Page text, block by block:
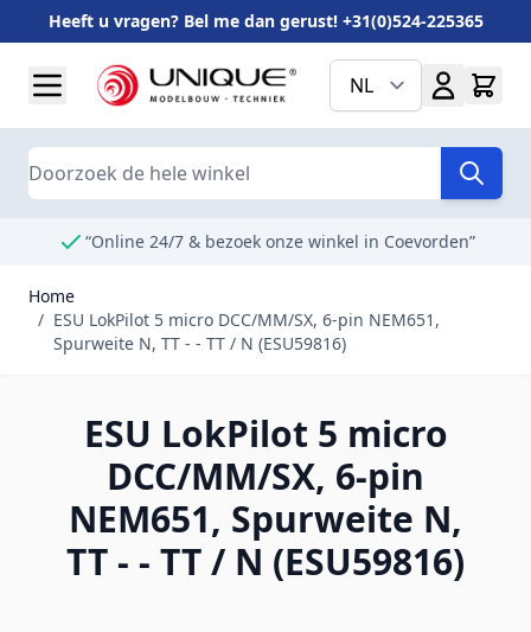
Heeft u vragen? Bel me dan gerust! +31(0)524-225365
NL
Search
“Online 24/7 & bezoek onze winkel in Coevorden”
Home
/ ESU LokPilot 5 micro DCC/MM/SX, 6-pin NEM651,
Spurweite N, TT - - TT / N (ESU59816)
ESU LokPilot 5 micro
DCC/MM/SX, 6-pin
NEM651, Spurweite N,
TT - - TT / N (ESU59816)